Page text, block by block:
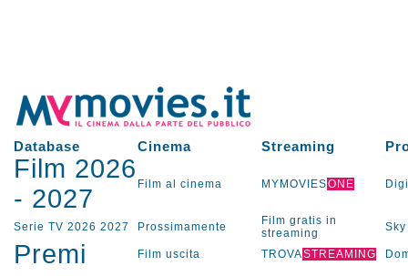
Database Cinema Streaming
Film 2026
- 2027 Film al cinema MYMOVIESONE
Serie TV 2026 2027 Prossimamente
Film gratis in
streaming
Sky
Premi Film uscita TROVASTREAMING